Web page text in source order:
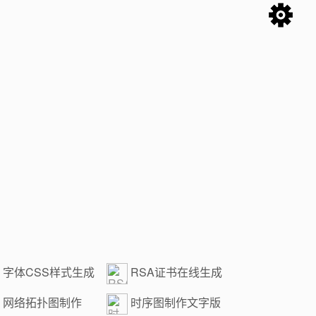
字体CSS样式生成
RSA证书在线生成
网络拓扑图制作
时序图制作文字版